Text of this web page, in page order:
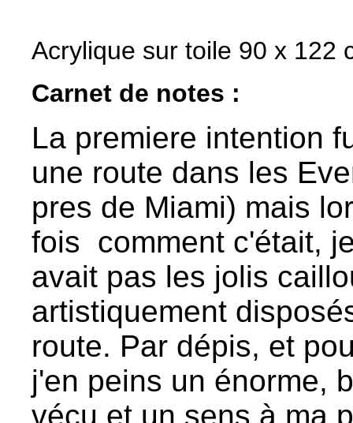
Acrylique sur toile 90 x 122
Carnet de notes :
La premiere intention
une route dans les
pres de Miami) mais
fois comment c'était,
avait pas les jolis
artistiquement
route. Par dépis, et
j'en peins un énorme,
vécu et un sens à ma